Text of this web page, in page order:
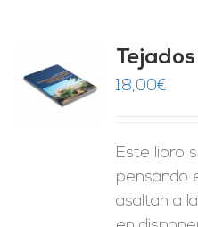
18,00€
Este libro
pensando
asaltan a